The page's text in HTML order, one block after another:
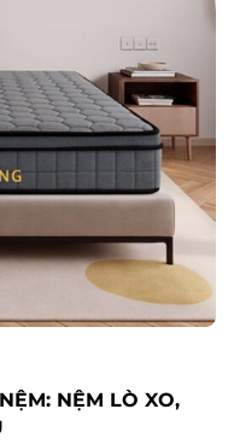
NỆM LÒ XO,